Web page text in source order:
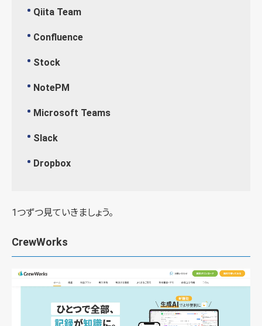
Qiita Team
Confluence
Stock
NotePM
Microsoft Teams
Slack
Dropbox
1つずつ見ていきましょう。
CrewWorks